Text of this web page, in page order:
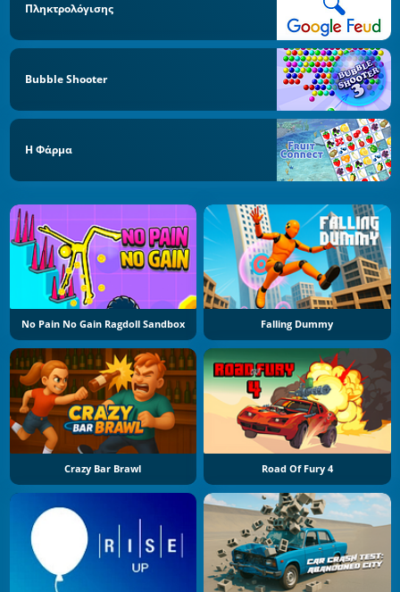
Πληκτρολόγισης
Bubble Shooter
Η Φάρμα
No Pain No Gain Ragdoll Sandbox Falling Dummy
Crazy Bar Brawl Road Of Fury 4